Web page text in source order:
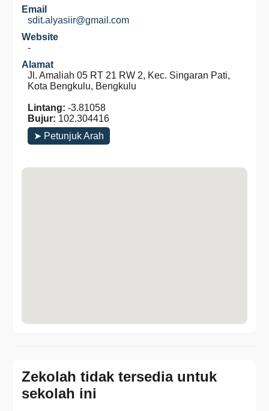
Email
sdit.alyasiir@gmail.com
Website
-
Alamat
Jl. Amaliah 05 RT 21 RW 2, Kec. Singaran Pati,
Kota Bengkulu, Bengkulu
Lintang: -3.81058
Bujur: 102.304416
➤ Petunjuk Arah
Zekolah tidak tersedia untuk
sekolah ini